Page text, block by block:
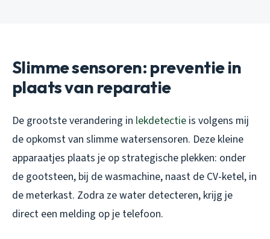
Slimme sensoren: preventie in
plaats van reparatie
De grootste verandering in lekdetectie is volgens mij
de opkomst van slimme watersensoren. Deze kleine
apparaatjes plaats je op strategische plekken: onder
de gootsteen, bij de wasmachine, naast de CV-ketel, in
de meterkast. Zodra ze water detecteren, krijg je
direct een melding op je telefoon.